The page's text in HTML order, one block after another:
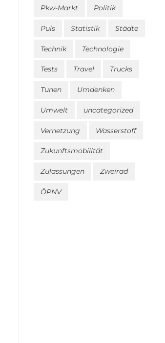
Pkw-Markt Politik
Puls Statistik Städte
Technik Technologie
Tests Travel Trucks
Tunen Umdenken
Umwelt uncategorized
Vernetzung Wasserstoff
Zukunftsmobilität
Zulassungen Zweirad
ÖPNV